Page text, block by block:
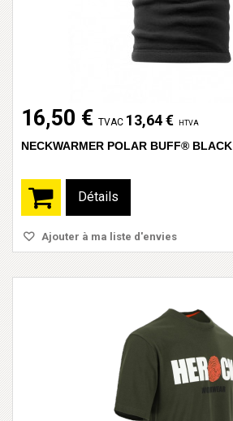
16,50 € TVAC 13,64 € HTVA
NECKWARMER POLAR BUFF® BLACK
Détails
Ajouter à ma liste d'envies